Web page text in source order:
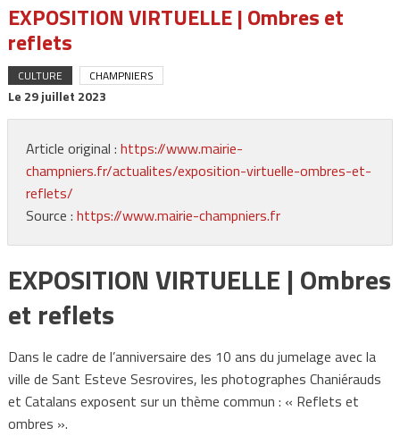
EXPOSITION VIRTUELLE | Ombres et
reflets
CULTURE CHAMPNIERS
Le 29 juillet 2023
Article original : https://www.mairie-
champniers.fr/actualites/exposition-virtuelle-ombres-et-
reflets/
Source : https://www.mairie-champniers.fr
EXPOSITION VIRTUELLE | Ombres
et reflets
Dans le cadre de l’anniversaire des 10 ans du jumelage avec la
ville de Sant Esteve Sesrovires, les photographes Chaniérauds
et Catalans exposent sur un thème commun : « Reflets et
ombres ».